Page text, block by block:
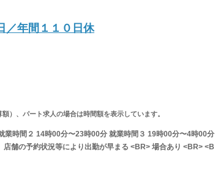
／年間１１０日休
）、パート求人の場合は時間額を表示しています。
時間２ 14時00分〜23時00分 就業時間３ 19時00分〜4時00分
舗の予約状況等により出勤が早まる <BR> 場合あり <BR> <B